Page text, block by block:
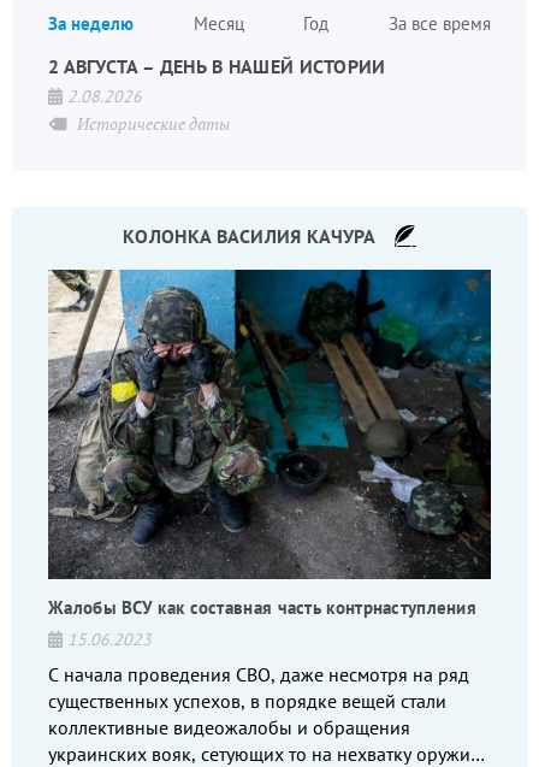
За неделю Месяц Год За все время
2 АВГУСТА – ДЕНЬ В НАШЕЙ ИСТОРИИ
2.08.2026
Исторические даты
КОЛОНКА ВАСИЛИЯ КАЧУРА
Жалобы ВСУ как составная часть контрнаступления
15.06.2023
С начала проведения СВО, даже несмотря на ряд
существенных успехов, в порядке вещей стали
коллективные видеожалобы и обращения
украинских вояк, сетующих то на нехватку оружия,